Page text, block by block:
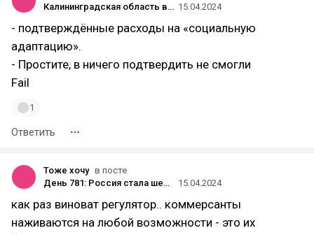
Калининградская область введёт меры поддержки для репатриантов — они смогут разово получить 32 тысячи рублей 15.04.2024
- подтверждённые расходы на «социальную
адаптацию».
- Простите, в ничего подтвердить не смогли
Fail
1
Ответить
Тоже хочу в посте
День 781: Россия стала шестым крупнейшим импортёром клубники в 2023 году
15.04.2024
как раз виноват регулятор.. коммерсанты
наживаются на любой возможности - это их